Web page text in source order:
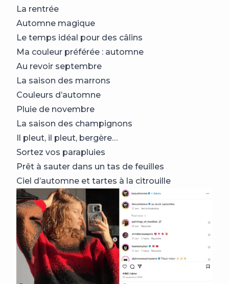
La rentrée
Automne magique
Le temps idéal pour des câlins
Ma couleur préférée : automne
Au revoir septembre
La saison des marrons
Couleurs d’automne
Pluie de novembre
La saison des champignons
Il pleut, il pleut, bergère…
Sortez vos parapluies
Prêt à sauter dans un tas de feuilles
Ciel d’automne et tartes à la citrouille